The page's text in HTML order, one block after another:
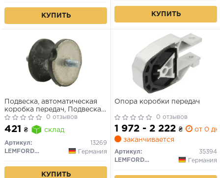
КУПИТЬ КУПИТЬ
Подвеска, автоматическая
коробка передач, Подвеска,
ступенчатая коробка
передач
0 отзывов
421 ₴ склад
Артикул:
13269
LEMFORDER
Германия
КУПИТЬ
Опора коробки передач
0 отзывов
1 972 - 2 222 ₴
от 0
заканчивается
Артикул:
35394
LEMFORDER
Германия